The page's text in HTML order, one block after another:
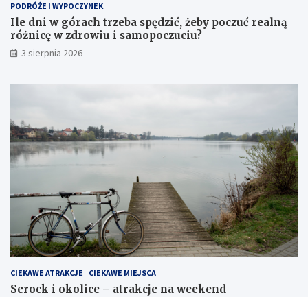
PODRÓŻE I WYPOCZYNEK
Ile dni w górach trzeba spędzić, żeby poczuć realną
różnicę w zdrowiu i samopoczuciu?
3 sierpnia 2026
CIEKAWE ATRAKCJE CIEKAWE MIEJSCA
Serock i okolice – atrakcje na weekend